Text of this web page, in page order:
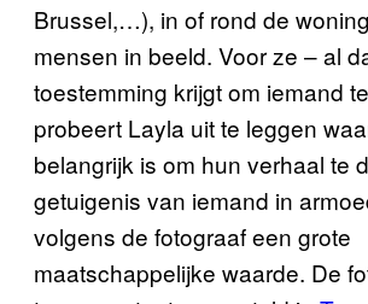
Brussel,…), in of rond de
mensen in beeld. Voor ze – al
toestemming krijgt om iemand
probeert Layla uit te leggen
belangrijk is om hun verhaal te
getuigenis van iemand in
volgens de fotograaf een grote
maatschappelijke waarde. De